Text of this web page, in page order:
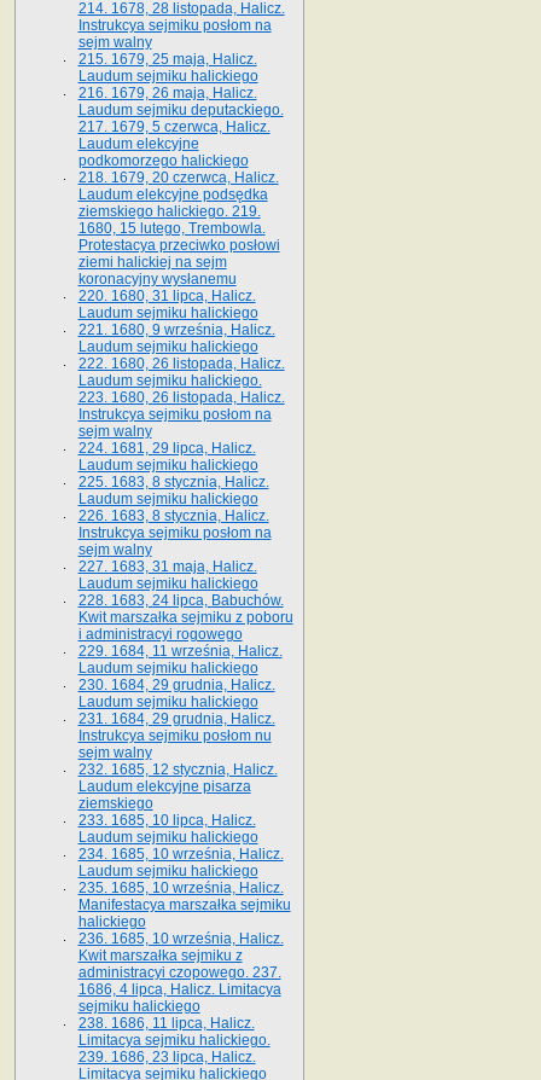
214. 1678, 28 listopada, Halicz.
Instrukcya sejmiku posłom na
sejm walny
215. 1679, 25 maja, Halicz.
Laudum sejmiku halickiego
216. 1679, 26 maja, Halicz.
Laudum sejmiku deputackiego.
217. 1679, 5 czerwca, Halicz.
Laudum elekcyjne
podkomorzego halickiego
218. 1679, 20 czerwca, Halicz.
Laudum elekcyjne podsędka
ziemskiego halickiego. 219.
1680, 15 lutego, Trembowla.
Protestacya przeciwko posłowi
ziemi halickiej na sejm
koronacyjny wysłanemu
220. 1680, 31 lipca, Halicz.
Laudum sejmiku halickiego
221. 1680, 9 września, Halicz.
Laudum sejmiku halickiego
222. 1680, 26 listopada, Halicz.
Laudum sejmiku halickiego.
223. 1680, 26 listopada, Halicz.
Instrukcya sejmiku posłom na
sejm walny
224. 1681, 29 lipca, Halicz.
Laudum sejmiku halickiego
225. 1683, 8 stycznia, Halicz.
Laudum sejmiku halickiego
226. 1683, 8 stycznia, Halicz.
Instrukcya sejmiku posłom na
sejm walny
227. 1683, 31 maja, Halicz.
Laudum sejmiku halickiego
228. 1683, 24 lipca, Babuchów.
Kwit marszałka sejmiku z poboru
i administracyi rogowego
229. 1684, 11 września, Halicz.
Laudum sejmiku halickiego
230. 1684, 29 grudnia, Halicz.
Laudum sejmiku halickiego
231. 1684, 29 grudnia, Halicz.
Instrukcya sejmiku posłom nu
sejm walny
232. 1685, 12 stycznia, Halicz.
Laudum elekcyjne pisarza
ziemskiego
233. 1685, 10 lipca, Halicz.
Laudum sejmiku halickiego
234. 1685, 10 września, Halicz.
Laudum sejmiku halickiego
235. 1685, 10 września, Halicz.
Manifestacya marszałka sejmiku
halickiego
236. 1685, 10 września, Halicz.
Kwit marszałka sejmiku z
administracyi czopowego. 237.
1686, 4 lipca, Halicz. Limitacya
sejmiku halickiego
238. 1686, 11 lipca, Halicz.
Limitacya sejmiku halickiego.
239. 1686, 23 lipca, Halicz.
Limitacya sejmiku halickiego